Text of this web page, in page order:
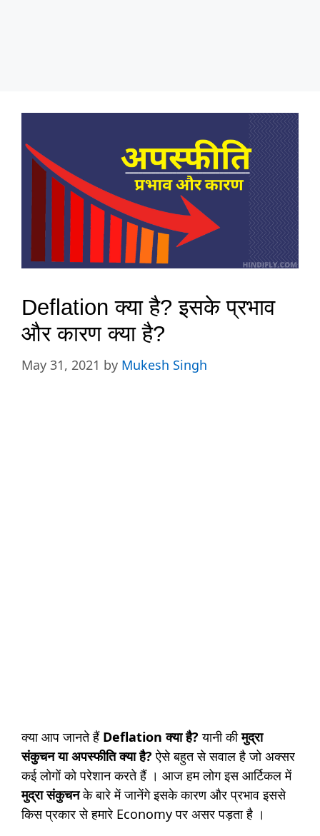
Deflation क्या है? इसके प्रभाव
और कारण क्या है?
May 31, 2021 by Mukesh Singh
क्या आप जानते हैं Deflation क्या है? यानी कीमुद्रा
संकुचन या अपस्फीति क्या है? ऐसे बहुत से सवाल है जो अक्सर
कई लोगों को परेशान करते हैं । आज हम लोग इस आर्टिकल में
मुद्रा संकुचनके बारे में जानेंगे इसके कारण और प्रभाव इससे
किस प्रकार से हमारे Economy पर असर पड़ता है ।